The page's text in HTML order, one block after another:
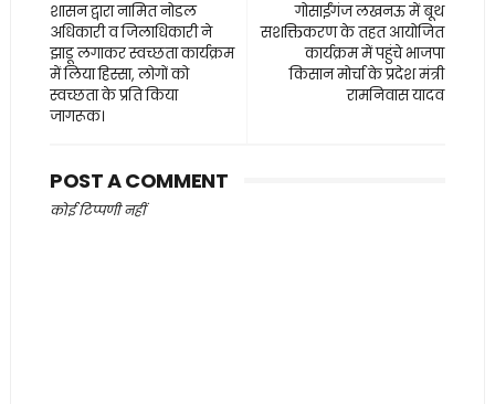
गोसाईंगंज लखनऊ में बूथ
सशक्तिकरण के तहत आयोजित
कार्यक्रम में पहुंचे भाजपा
किसान मोर्चा के प्रदेश मंत्री
रामनिवास यादव
शासन द्वारा नामित नोडल
अधिकारी व जिलाधिकारी ने
झाडू लगाकर स्वच्छता कार्यक्रम
में लिया हिस्सा, लोगों को
स्वच्छता के प्रति किया
जागरूक।
POST A COMMENT
कोई टिप्पणी नहीं